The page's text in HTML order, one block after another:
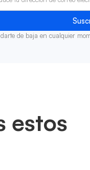
darte de baja en cualquier
estos